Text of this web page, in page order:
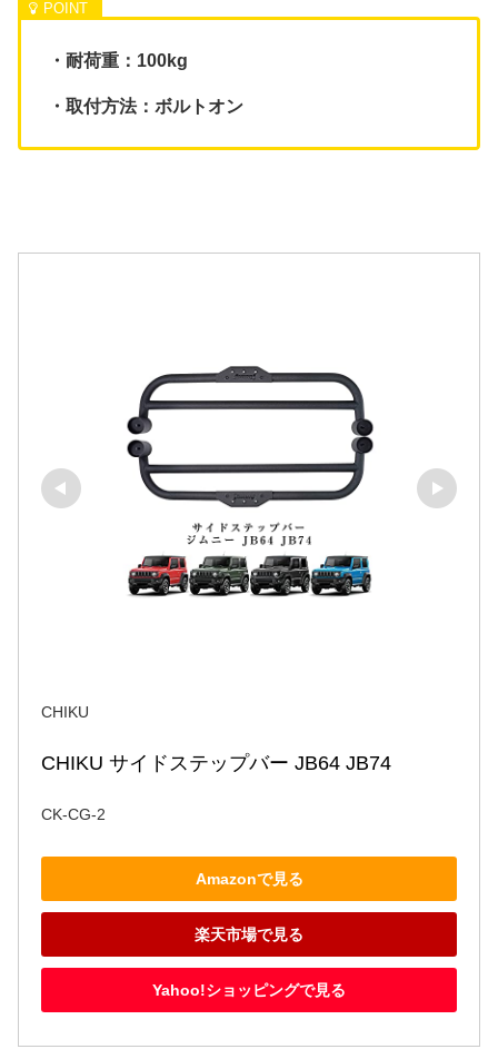
・耐荷重：100kg
・取付方法：ボルトオン
CHIKU
CHIKU サイドステップバー JB64 JB74
CK-CG-2
Amazonで見る
楽天市場で見る
Yahoo!ショッピングで見る